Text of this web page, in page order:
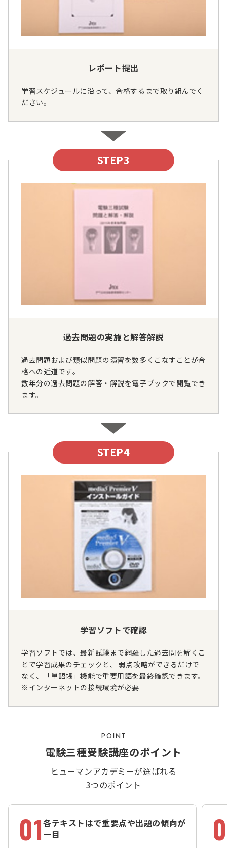
レポート提出
学習スケジュールに沿って、合格するまで取り組んでく
ださい。
STEP3
過去問題の実施と解答解説
過去問題および類似問題の演習を数多くこなすことが合
格への近道です。
数年分の過去問題の解答・解説を電子ブックで閲覧でき
ます。
STEP4
学習ソフトで確認
学習ソフトでは、最新試験まで網羅した過去問を解くこ
とで学習成果のチェックと、 弱点攻略ができるだけで
なく、「単語帳」機能で重要用語を最終確認できます。
※インターネットの接続環境が必要
POINT
電験三種受験講座のポイント
ヒューマンアカデミーが選ばれる
3つのポイント
01各テキストはで重要点や出題の傾向が
一目